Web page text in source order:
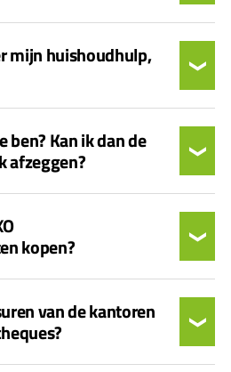
mijn huishoudhulp,
ben? Kan ik dan de
afzeggen?
kopen?
van de kantoren